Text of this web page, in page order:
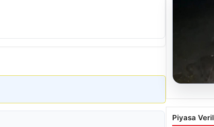
caretta
Piyasa